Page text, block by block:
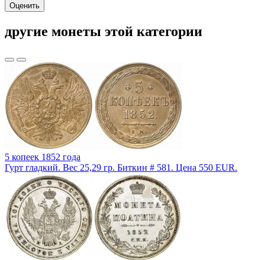
Оценить
другие монеты этой категории
5 копеек 1852 года
Гурт гладкий. Вес 25,29 гр. Биткин # 581. Цена 550 EUR.